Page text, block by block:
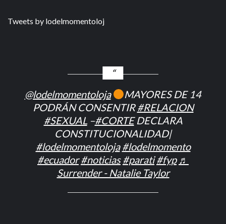
Tweets by lodelmomentoloj
@lodelmomentoloja
MAYORES DE 14
PODRÁN CONSENTIR#RELACION
#SEXUAL–#CORTEDECLARA
CONSTITUCIONALIDAD|
#lodelmomentoloja #lodelmomento
#ecuador #noticias #parati #fyp ♬
Surrender - Natalie Taylor